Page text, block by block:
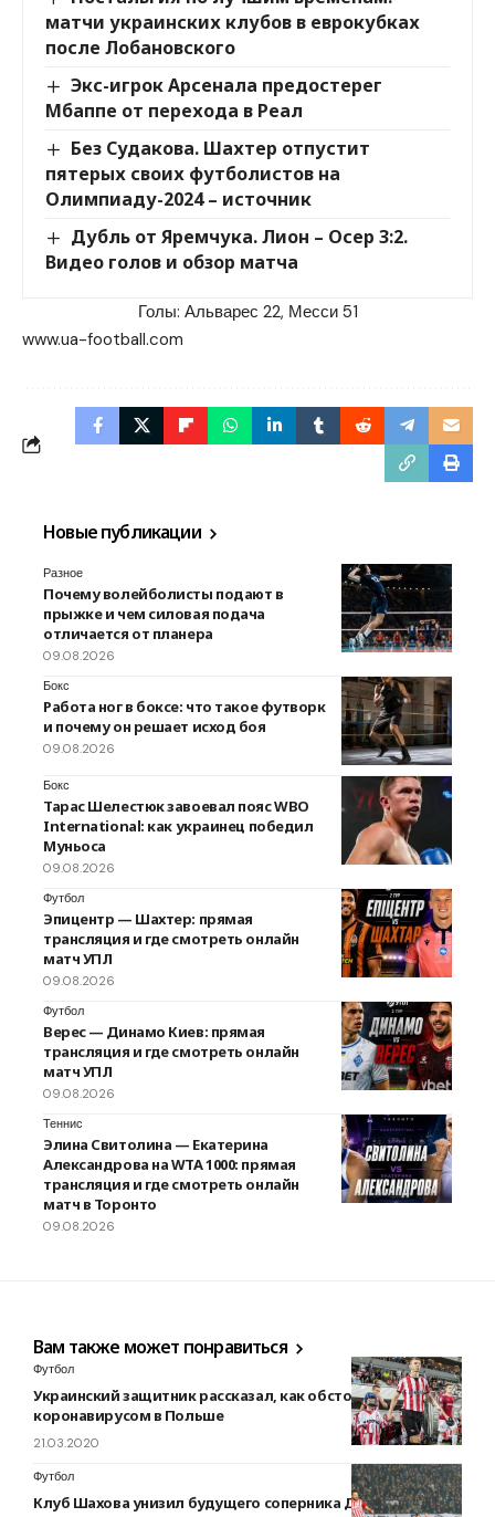
матчи украинских клубов в еврокубках
после Лобановского
Экс-игрок Арсенала предостерег
Мбаппе от перехода в Реал
Без Судакова. Шахтер отпустит
пятерых своих футболистов на
Олимпиаду-2024 – источник
Дубль от Яремчука. Лион – Осер 3:2.
Видео голов и обзор матча
Голы: Альварес 22, Месси 51
www.ua-football.com
Новые публикации
Разное
Почему волейболисты подают в
прыжке и чем силовая подача
отличается от планера
09.08.2026
Бокс
Работа ног в боксе: что такое футворк
и почему он решает исход боя
09.08.2026
Бокс
Тарас Шелестюк завоевал пояс WBO
International: как украинец победил
Муньоса
09.08.2026
Футбол
Эпицентр — Шахтер: прямая
трансляция и где смотреть онлайн
матч УПЛ
09.08.2026
Футбол
Верес — Динамо Киев: прямая
трансляция и где смотреть онлайн
матч УПЛ
09.08.2026
Теннис
Элина Свитолина — Екатерина
Александрова на WTA 1000: прямая
трансляция и где смотреть онлайн
матч в Торонто
09.08.2026
Вам также может понравиться
Футбол
Украинский защитник рассказал, как обстоят дела с
коронавирусом в Польше
21.03.2020
Футбол
Клуб Шахова унизил будущего соперника Динамо по ЛЕ